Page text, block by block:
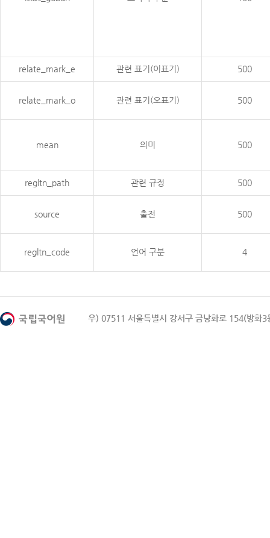
relate_mark_e 관련 표기(이표기) 500
relate_mark_o 관련 표기(오표기) 500
mean 의미 500
regltn_path 관련 규정 500
source 출전 500
regltn_code 언어 구분 4
우) 07511 서울특별시 강서구 금낭화로 154(방화3